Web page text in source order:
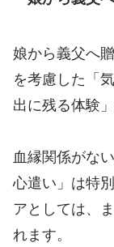
娘から義父へ
を考慮した「
出に残る体験
血縁関係がな
心遣い」は特
アとしては、
れます。